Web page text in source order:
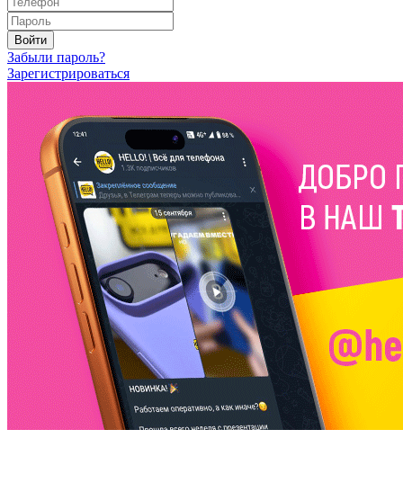
Войти
Забыли пароль?
Зарегистрироваться